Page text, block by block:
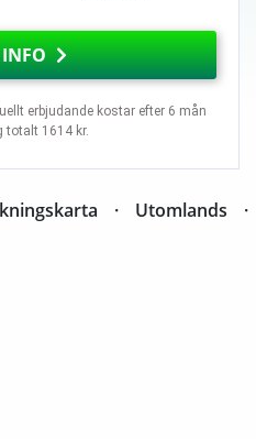
INFO
erbjudande kostar efter 6 mån
totalt 1614 kr.
Utomlands